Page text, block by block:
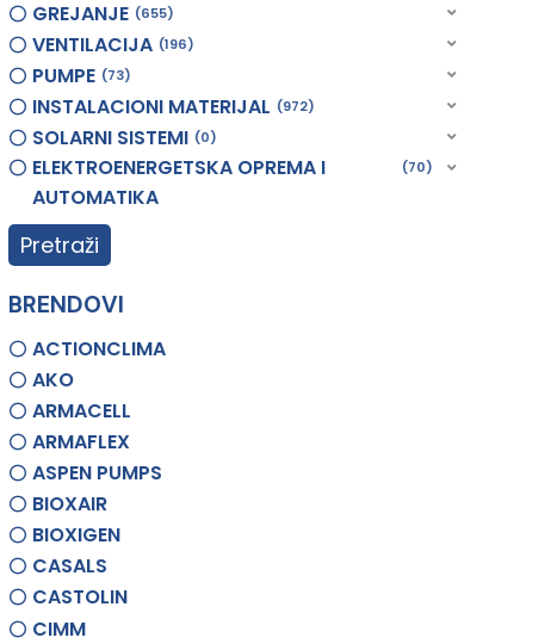
GREJANJE 655
VENTILACIJA 196
PUMPE 73
INSTALACIONI MATERIJAL 972
SOLARNI SISTEMI 0
ELEKTROENERGETSKA OPREMA I
AUTOMATIKA
70
Pretraži
BRENDOVI
ACTIONCLIMA
AKO
ARMACELL
ARMAFLEX
ASPEN PUMPS
BIOXAIR
BIOXIGEN
CASALS
CASTOLIN
CIMM